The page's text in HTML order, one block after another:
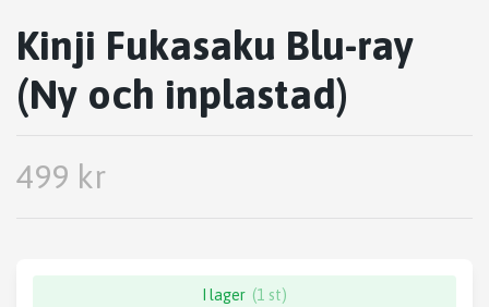
Kinji Fukasaku Blu-ray
(Ny och inplastad)
499 kr
I lager (1 st)